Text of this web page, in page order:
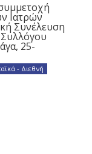
Ιατρών
Συνέλευση
25-
- Διεθνή